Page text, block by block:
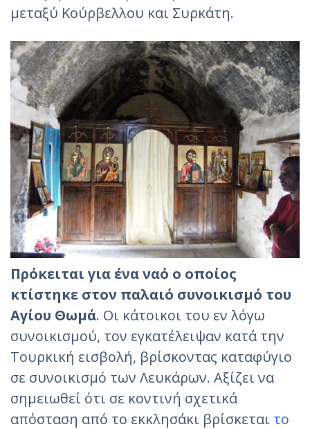
μεταξύ Κούρβελλου και Συρκάτη.
Πρόκειται για ένα ναό ο οποίος
κτίστηκε στον παλαιό συνοικισμό του
Αγίου Θωμά. Οι κάτοικοι του εν λόγω
συνοικισμού, τον εγκατέλειψαν κατά την
Τουρκική εισβολή, βρίσκοντας καταφύγιο
σε συνοικισμό των Λευκάρων. Αξίζει να
σημειωθεί ότι σε κοντινή σχετικά
απόσταση από το εκκλησάκι βρίσκεται το